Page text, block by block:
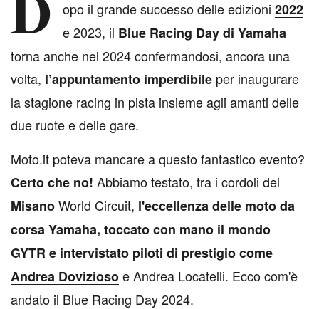
opo il grande successo delle edizioni 2022
e 2023, il Blue Racing Day di Yamaha
torna anche nel 2024 confermandosi, ancora una
volta, l’appuntamento imperdibile per inaugurare
la stagione racing in pista insieme agli amanti delle
due ruote e delle gare.
Moto.it poteva mancare a questo fantastico evento?
Certo che no! Abbiamo testato, tra i cordoli del
MisanoWorld Circuit, l'eccellenza delle moto da
corsa Yamaha, toccato con mano il mondo
GYTR e intervistato piloti di prestigio come
Andrea Doviziosoe Andrea Locatelli. Ecco com'è
andato il Blue Racing Day 2024.